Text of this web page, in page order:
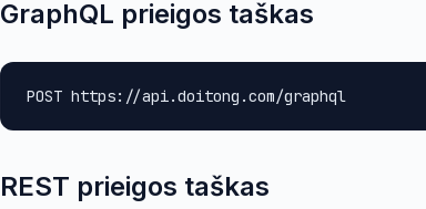
GraphQL prieigos taškas
POST https://api.doitong.com/graphql
REST prieigos taškas